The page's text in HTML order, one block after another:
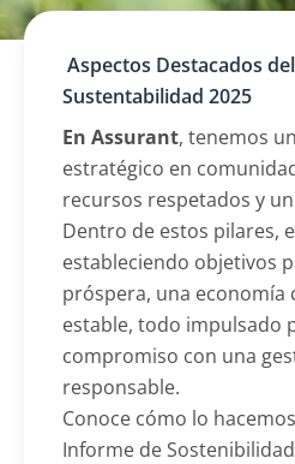
Aspectos Destacados
Sustentabilidad 2025
En Assurant, tenemos
estratégico en
recursos respetados y
Dentro de estos pilares,
estableciendo objetivos
próspera, una economía
estable, todo impulsado
compromiso con una
responsable.
Conoce cómo lo
Informe de